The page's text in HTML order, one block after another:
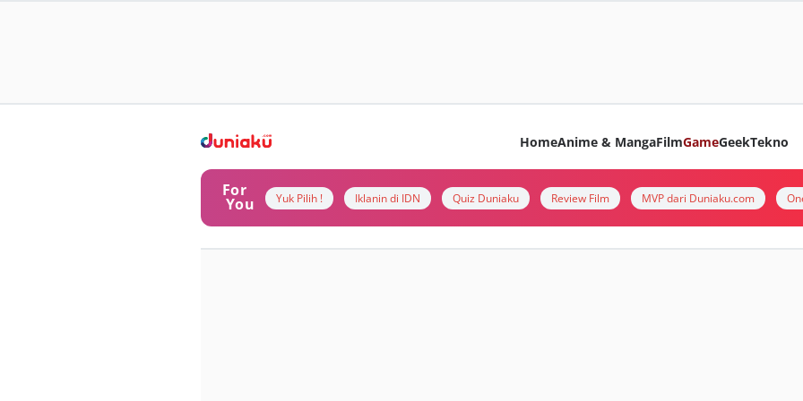
HomeAnime & MangaFilmGameGeekTekno
For
You Yuk Pilih ! Iklanin di IDN Quiz Duniaku Review Film MVP dari Duniaku.com